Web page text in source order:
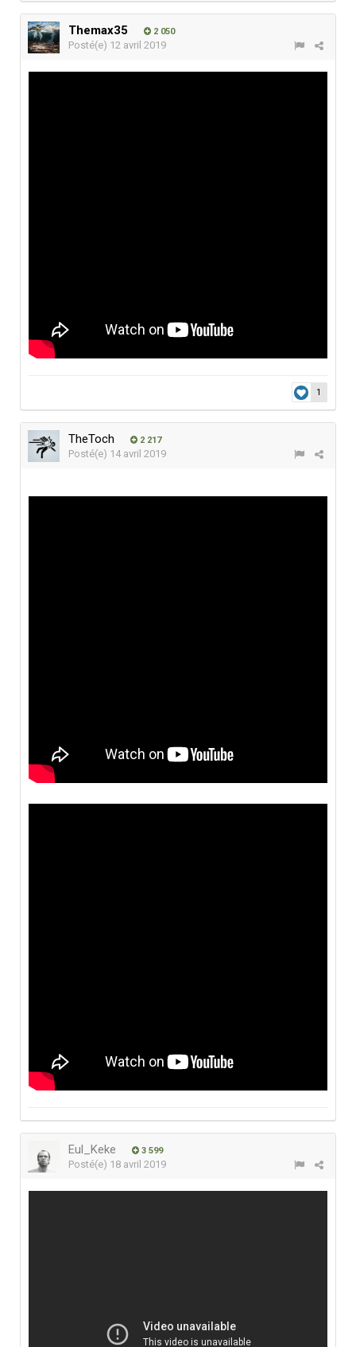
Themax35 2 050
Posté(e) 12 avril 2019
1
TheToch 2 217
Posté(e) 14 avril 2019
Eul_Keke 3 599
Posté(e) 18 avril 2019